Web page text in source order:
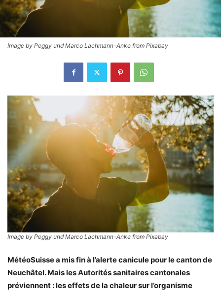
Image by Peggy und Marco Lachmann-Anke from Pixabay
Image by Peggy und Marco Lachmann-Anke from Pixabay
MétéoSuisse a mis fin à l’alerte canicule pour le canton de
Neuchâtel. Mais les Autorités sanitaires cantonales
préviennent : les effets de la chaleur sur l’organisme